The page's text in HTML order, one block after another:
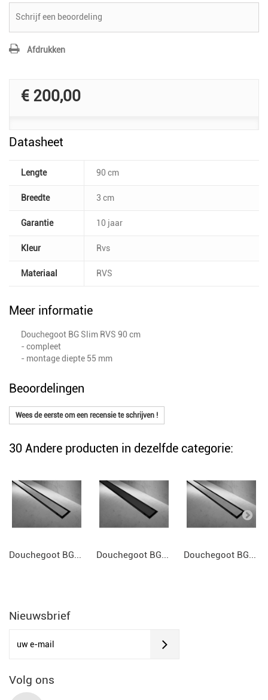
Schrijf een beoordeling
Afdrukken
€ 200,00
Datasheet
Lengte 90 cm
Breedte 3 cm
Garantie 10 jaar
Kleur Rvs
Materiaal RVS
Meer informatie
Douchegoot BG Slim RVS 90 cm
- compleet
- montage diepte 55 mm
Beoordelingen
Wees de eerste om een recensie te schrijven !
30 Andere producten in dezelfde categorie:
Douchegoot BG... Douchegoot BG... Douchegoot BG...
Nieuwsbrief
Volg ons